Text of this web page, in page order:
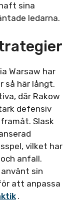
sina
ledarna.
Warsaw har
så här långt.
där Rakow
defensiv
Slask
vilket har
anfall.
använt sin
att anpassa
.